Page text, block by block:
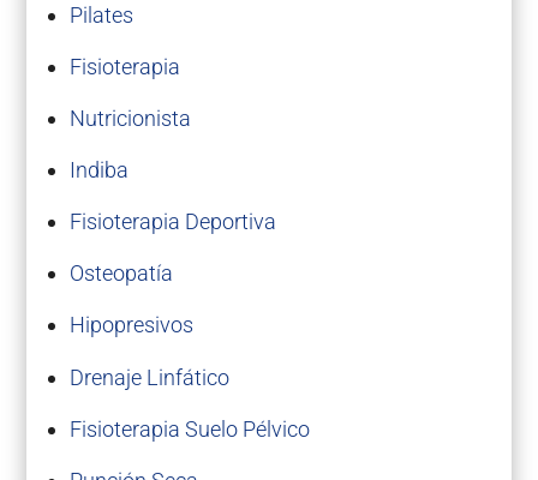
Pilates
Fisioterapia
Nutricionista
Indiba
Fisioterapia Deportiva
Osteopatía
Hipopresivos
Drenaje Linfático
Fisioterapia Suelo Pélvico